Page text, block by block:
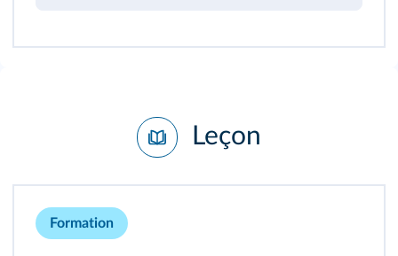
Leçon
Formation